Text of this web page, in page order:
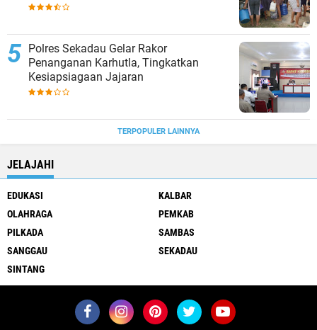
Polres Sekadau Gelar Rakor
Penanganan Karhutla, Tingkatkan
Kesiapsiagaan Jajaran
TERPOPULER LAINNYA
JELAJAHI
EDUKASI
KALBAR
OLAHRAGA
PEMKAB
PILKADA
SAMBAS
SANGGAU
SEKADAU
SINTANG